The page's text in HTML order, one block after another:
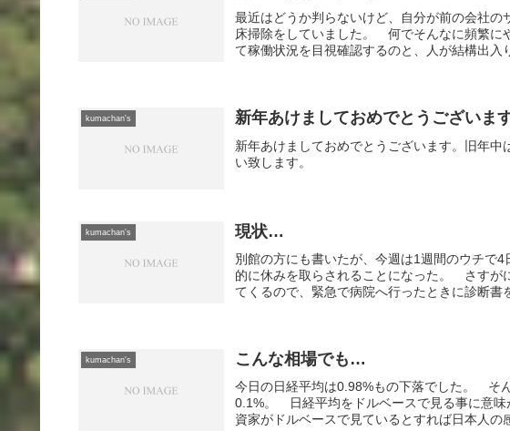
最近はどうか判らないけど、自分が前の会社
床掃除をしていました。 何でそんなに頻繁に
て稼働状況を目視確認するのと、人が結構出入
kumachan's 新年あけましておめでとうございま
新年あけましておめでとうございます。旧年
い致します。
kumachan's 現状…
別館の方にも書いたが、今週は1週間のウチで
的に休みを取らされることになった。 さすが
てくるので、緊急で病院へ行ったときに診断
kumachan's こんな相場でも…
今日の日経平均は0.98%もの下落でした。 そ
0.1%。 日経平均をドルベースで見る事に意
資家がドルベースで見ているとすれば日本人の